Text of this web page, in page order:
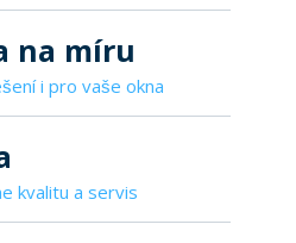
na míru
i pro vaše okna
kvalitu a servis